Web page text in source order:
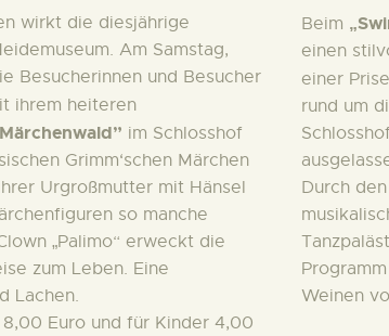
wirkt die diesjährige
Am Samstag,
Besucherinnen und Besucher
ihrem heiteren
im Schlosshof
Grimm‘schen Märchen
Urgroßmutter mit Hänsel
so manche
„Palimo“ erweckt die
zum Leben. Eine
Lachen.
Euro und für Kinder 4,00
Beim
einen
einer
rund um
Durch
Weinen